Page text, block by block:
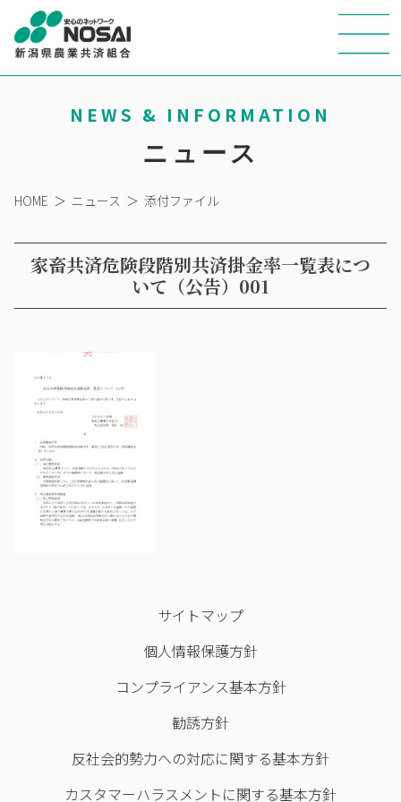
NEWS & INFORMATION
ニュース
HOME ＞ ニュース ＞ 添付ファイル
家畜共済危険段階別共済掛金率一覧表につ
いて（公告）001
サイトマップ
個人情報保護方針
コンプライアンス基本方針
勧誘方針
反社会的勢力への対応に関する基本方針
カスタマーハラスメントに関する基本方針